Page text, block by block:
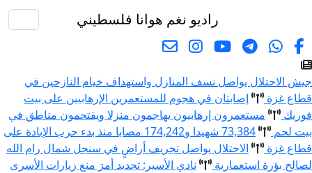
راديو نغم هوانا فلسطيني
جيش الاحتلال يواصل نسف المنازل واستهداف خيام النازحين في
قطاع غزة
إصابتان في هجوم للمستعمرين الإرهابيين على بيت
فوريك
مستعمرون إرهابيون يهاجمون منزلا ويقتحمون مناطق في
بيت لحم
73,384 شهيدا و174,242 مصابا منذ بدء حرب الإبادة على
قطاع غزة
الاحتلال يواصل تجريف أراضٍ في سنجل شمال رام الله
لصالح بؤرة استعمارية
نادي الأسير: تجديد أمرَ منع زيارات الأسرى